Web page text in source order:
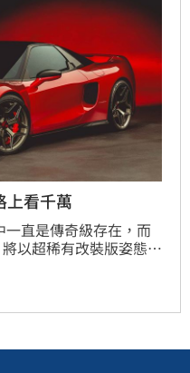
看千萬
直是傳奇級存在，而
以超稀有改裝版姿態復
一代NSX的底盤重新